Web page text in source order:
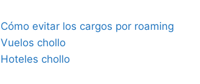
Cómo evitar los cargos por roaming
Vuelos chollo
Hoteles chollo